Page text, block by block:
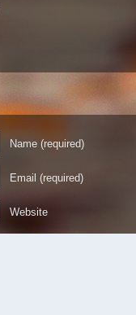
Name (required)
Email (required)
Website